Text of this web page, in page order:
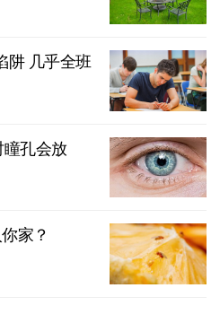
阱 几乎全班
孔会放
家？